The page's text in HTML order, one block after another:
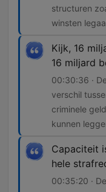
structuren
winsten
Kijk, 16
16 miljard
00:30:36 ·
verschil
criminele
kunnen
Capaciteit
hele
00:35:20 ·